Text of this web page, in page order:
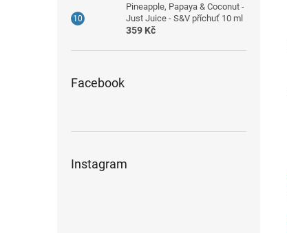
Pineapple, Papaya & Coconut -
Just Juice - S&V příchuť 10 ml
359 Kč
Facebook
Instagram